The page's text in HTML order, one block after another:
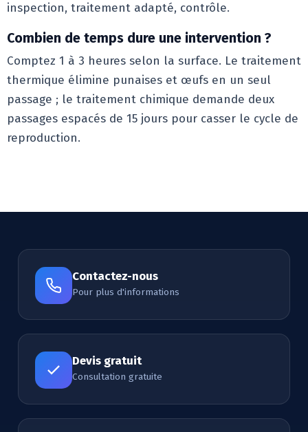
inspection, traitement adapté, contrôle.
Combien de temps dure une intervention ?
Comptez 1 à 3 heures selon la surface. Le traitement
thermique élimine punaises et œufs en un seul
passage ; le traitement chimique demande deux
passages espacés de 15 jours pour casser le cycle de
reproduction.
Contactez-nous
Pour plus d'informations
Devis gratuit
Consultation gratuite